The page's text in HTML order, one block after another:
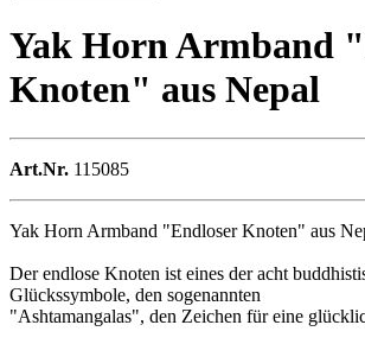
Yak Horn Armband
Knoten" aus Nepal
Art.Nr. 115085
Yak Horn Armband "Endloser Knoten" aus
Der endlose Knoten ist eines der acht
Glückssymbole, den sogenannten
"Ashtamangalas", den Zeichen für eine